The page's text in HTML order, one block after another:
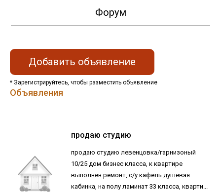
Форум
Добавить объявление
* Зарегистрируйтесь, чтобы разместить объявление
Объявления
продаю студию
продаю студию левенцовка/гарнизоный
10/25 дом бизнес класса, к квартире
выполнен ремонт, с/у кафель душевая
кабинка, на полу ламинат 33 класса, кварти...